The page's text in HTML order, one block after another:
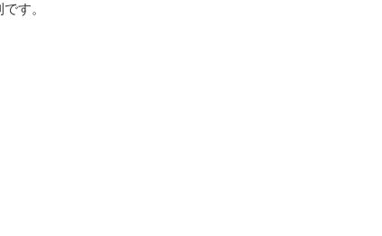
す。